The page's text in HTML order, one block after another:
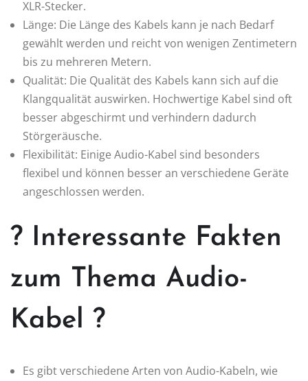
XLR-Stecker.
Länge: Die Länge des Kabels kann je nach Bedarf
gewählt werden und reicht von wenigen Zentimetern
bis zu mehreren Metern.
Qualität: Die Qualität des Kabels kann sich auf die
Klangqualität auswirken. Hochwertige Kabel sind oft
besser abgeschirmt und verhindern dadurch
Störgeräusche.
Flexibilität: Einige Audio-Kabel sind besonders
flexibel und können besser an verschiedene Geräte
angeschlossen werden.
? Interessante Fakten
zum Thema Audio-
Kabel ?
Es gibt verschiedene Arten von Audio-Kabeln, wie